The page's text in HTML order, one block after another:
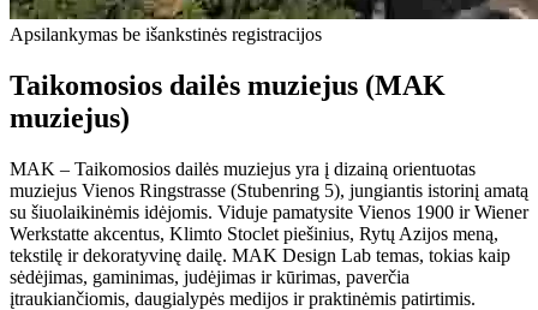
Apsilankymas be išankstinės registracijos
Taikomosios dailės muziejus (MAK
muziejus)
MAK – Taikomosios dailės muziejus yra į dizainą orientuotas
muziejus Vienos Ringstrasse (Stubenring 5), jungiantis istorinį amatą
su šiuolaikinėmis idėjomis. Viduje pamatysite Vienos 1900 ir Wiener
Werkstatte akcentus, Klimto Stoclet piešinius, Rytų Azijos meną,
tekstilę ir dekoratyvinę dailę. MAK Design Lab temas, tokias kaip
sėdėjimas, gaminimas, judėjimas ir kūrimas, paverčia
įtraukiančiomis, daugialypės medijos ir praktinėmis patirtimis.